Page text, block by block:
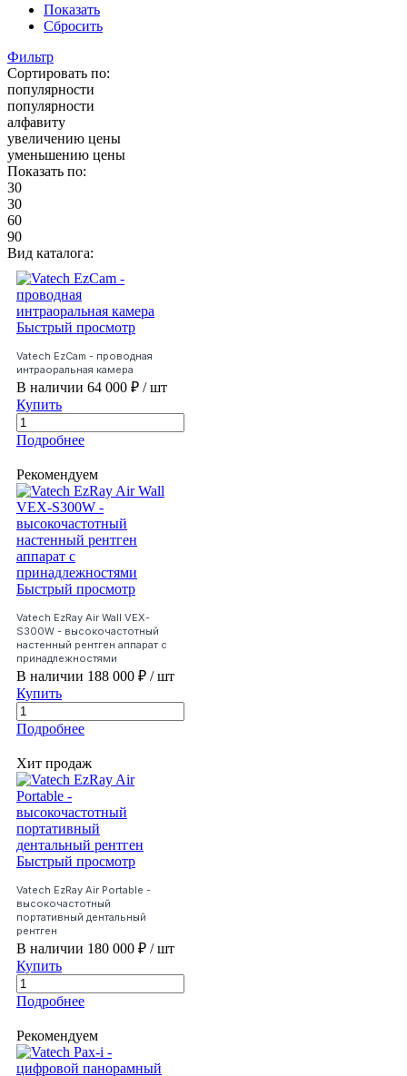
Показать
Сбросить
Фильтр
Сортировать по:
популярности
популярности
алфавиту
увеличению цены
уменьшению цены
Показать по:
30
30
60
90
Вид каталога:
Быстрый просмотр
Vatech EzCam - проводная
интраоральная камера
В наличии 64 000 ₽ / шт
Купить
Подробнее
Рекомендуем
Быстрый просмотр
Vatech EzRay Air Wall VEX-
S300W - высокочастотный
настенный рентген аппарат с
принадлежностями
В наличии 188 000 ₽ / шт
Купить
Подробнее
Хит продаж
Быстрый просмотр
Vatech EzRay Air Portable -
высокочастотный
портативный дентальный
рентген
В наличии 180 000 ₽ / шт
Купить
Подробнее
Рекомендуем